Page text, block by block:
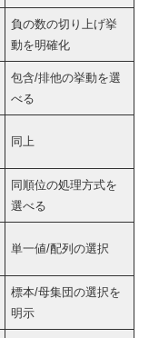
負の数の切り上げ挙
動を明確化
包含/排他の挙動を選
べる
同上
同順位の処理方式を
選べる
単一値/配列の選択
標本/母集団の選択を
明示